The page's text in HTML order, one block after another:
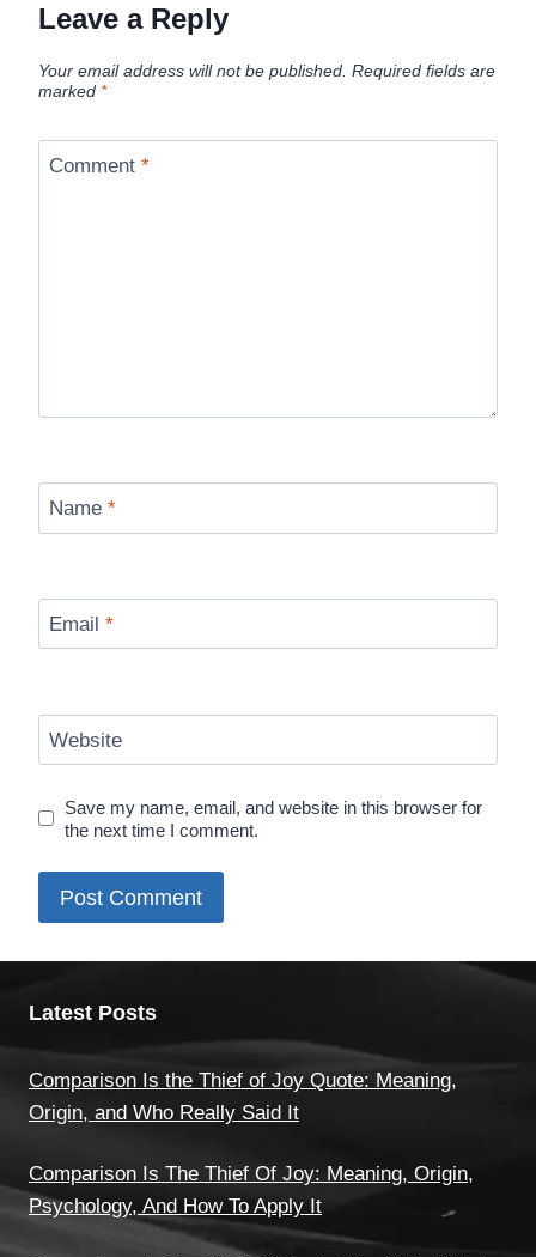
Leave a Reply
Your email address will not be published. Required fields are
marked *
Comment *
Name *
Email *
Website
Save my name, email, and website in this browser for
the next time I comment.
Latest Posts
Comparison Is the Thief of Joy Quote: Meaning,
Origin, and Who Really Said It
Comparison Is The Thief Of Joy: Meaning, Origin,
Psychology, And How To Apply It